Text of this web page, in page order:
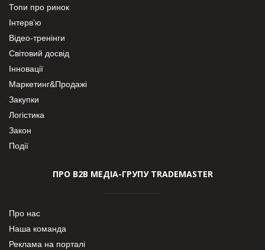
Топи про ринок
Інтерв’ю
Відео-тренінги
Світовий досвід
Інновації
Маркетинг&Продажі
Закупки
Логістика
Закон
Події
ПРО В2В МЕДІА-ГРУПУ TRADEMASTER
Про нас
Наша команда
Реклама на порталі